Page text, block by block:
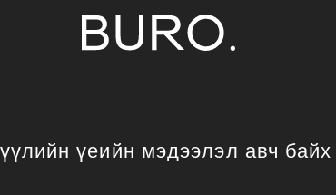
үеийн мэдээлэл авч байх